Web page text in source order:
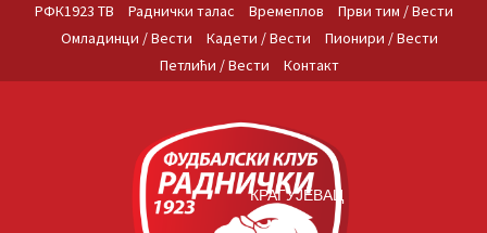
РФК1923 ТВ Раднички талас Времеплов
Први тим / Вести
Омладинци / Вести
Кадети / Вести
Пионири / Вести
Петлићи / Вести
Контакт
КРАГУЈЕВАЦ